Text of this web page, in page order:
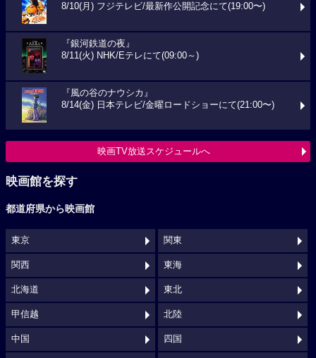
8/10(月) フジテレビ/最新作公開記念にて(19:00〜)
『銀河鉄道の夜』
8/11(火) NHK/Eテレにて(09:00～)
『風の谷のナウシカ』
8/14(金) 日本テレビ/金曜ロードショーにて(21:00〜)
映画TV放送スケジュールへ
映画館を探す
都道府県から映画館
東京 関東
関西 東海
北海道 東北
甲信越 北陸
中国 四国